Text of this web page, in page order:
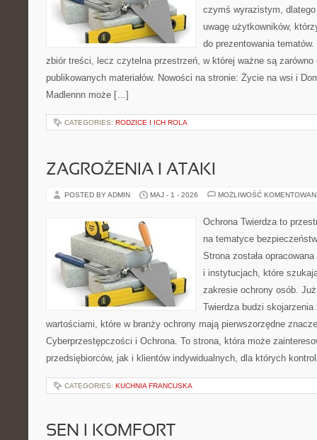
czymś wyrazistym,
uwagę użytkowników,
do prezentowania
zbiór treści, lecz czytelna przestrzeń, w której ważne są
publikowanych materiałów. Nowości na stronie: Życie na wsi i
Madlennn może […]
CATEGORIES: RODZICE I ICH ROLA
ZAGROŻENIA I ATAKI
POSTED BY ADMIN MAJ - 1 - 2026 MOŻLIWOŚĆ
Ochrona Twierdza to
na tematyce
Strona została
i instytucjach, które
zakresie ochrony osób.
Twierdza budzi
wartościami, które w branży ochrony mają pierwszorzędne
Cyberprzestępczości i Ochrona. To strona, która może
przedsiębiorców, jak i klientów indywidualnych, dla których
CATEGORIES: KUCHNIA FRANCUSKA
SEN I KOMFORT